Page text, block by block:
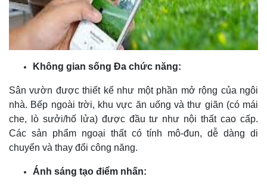
Không gian sống Đa chức năng:
Sân vườn được thiết kế như một phần mở rộng của ngôi
nhà. Bếp ngoài trời, khu vực ăn uống và thư giãn (có mái
che, lò sưởi/hố lửa) được đầu tư như nội thất cao cấp.
Các sản phẩm ngoại thất có tính mô-đun, dễ dàng di
chuyển và thay đổi công năng.
Ánh sáng tạo điểm nhấn: